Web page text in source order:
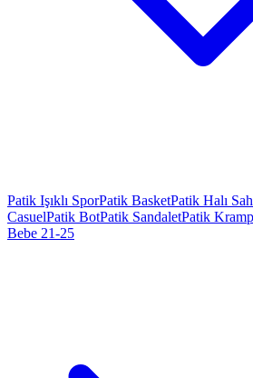
Patik Işıklı SporPatik BasketPatik Halı
CasuelPatik BotPatik SandaletPatik
Bebe 21-25